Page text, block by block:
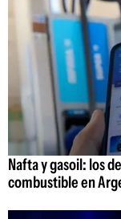
Nafta y gasoil: los
combustible en